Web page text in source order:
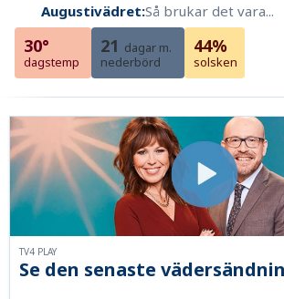
Augustivädret:Så brukar det vara...
30°
dagstemp
21 dagar m.
nederbörd
44%
solsken
Se den senaste
TV4 PLAY